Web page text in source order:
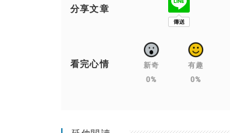
分享文章
看完心情
新奇
0%
有趣
0%